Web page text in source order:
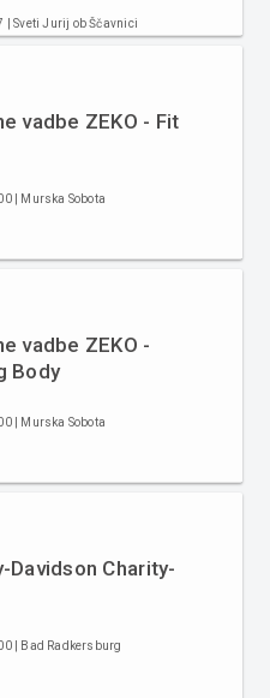
| Sveti Jurij ob Ščavnici
vadbe ZEKO - Fit
| Murska Sobota
vadbe ZEKO -
Body
| Murska Sobota
Davidson Charity-
| Bad Radkersburg